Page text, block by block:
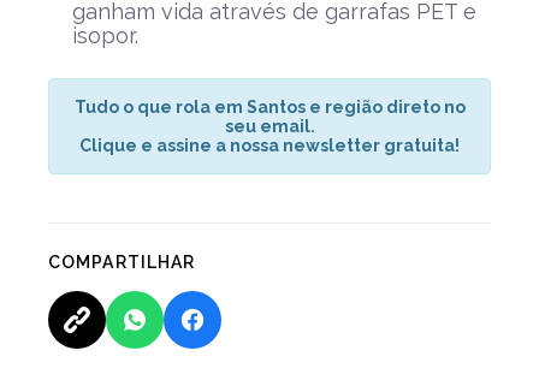
ganham vida através de garrafas PET e
isopor.
Tudo o que rola em Santos e região direto no
seu email.
Clique e assine a nossa newsletter gratuita!
COMPARTILHAR